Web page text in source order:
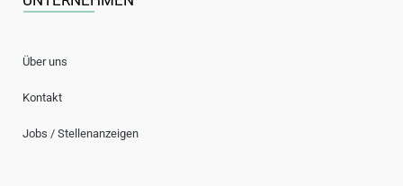
Über uns
Kontakt
Jobs / Stellenanzeigen